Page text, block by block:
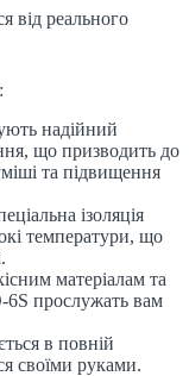
від реального
надійний
що призводить до
та підвищення
ізоляція
температури, що
матеріалам та
6S прослужать вам
в повній
своїми руками.